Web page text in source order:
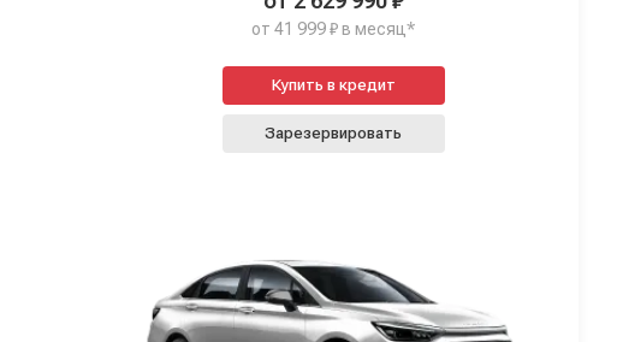
от 41 999 ₽ в месяц*
Купить в кредит
Зарезервировать